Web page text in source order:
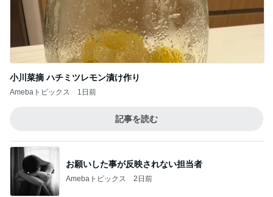
小川菜摘 ハチミツレモン漬け作り
Amebaトピックス 1日前
記事を読む
お願いした事が反映されない担当者
Amebaトピックス 2日前